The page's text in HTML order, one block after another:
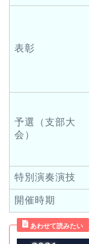
表彰
予選（支部大
会）
特別演奏演技
開催時期